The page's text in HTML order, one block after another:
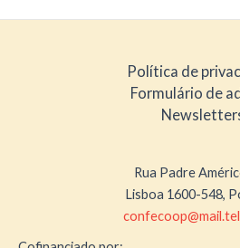
Política de
Formulário de
Rua Padre
Lisboa 1600-548,